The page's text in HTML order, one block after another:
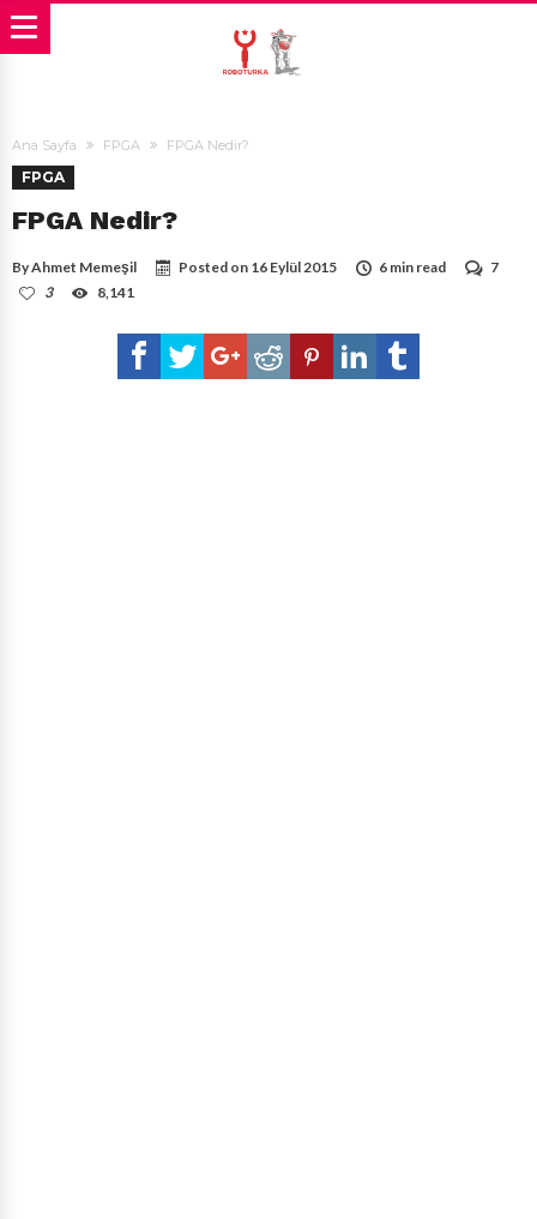
Ana Sayfa FPGA FPGA Nedir?
FPGA
FPGA Nedir?
ByAhmet Memeşil Posted on 16 Eylül 2015 6 min read
7
3
8,141